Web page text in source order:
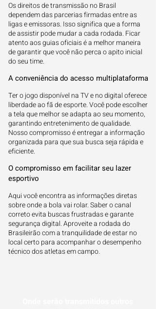
Os direitos de transmissão no Brasil
dependem das parcerias firmadas entre as
ligas e emissoras. Isso significa que a forma
de assistir pode mudar a cada rodada. Ficar
atento aos guias oficiais é a melhor maneira
de garantir que você não perca o apito inicial
do seu time.
A conveniência do acesso multiplataforma
Ter o jogo disponível na TV e no digital oferece
liberdade ao fã de esporte. Você pode escolher
a tela que melhor se adapta ao seu momento,
garantindo entretenimento de qualidade.
Nosso compromisso é entregar a informação
organizada para que sua busca seja rápida e
eficiente.
O compromisso em facilitar seu lazer
esportivo
Aqui você encontra as informações diretas
sobre onde a bola vai rolar. Saber o canal
correto evita buscas frustradas e garante
segurança digital. Aproveite a rodada do
Brasileirão com a tranquilidade de estar no
local certo para acompanhar o desempenho
técnico dos atletas em campo.